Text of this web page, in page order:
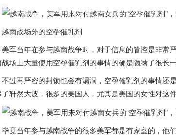
越南战场外的空孕催乳剂
美军当年在参与越南战争时，对于信息的管控是非常
战场上大量使用空孕催乳剂的事情的确是隐瞒了很长一
不过再严密的封锁也会有漏洞，空孕催乳剂的事情还
轩然大波，很多的美国人，尤其是美国的女性对这件
毕竟当年参与越南战争的很多美军都是有家室的，他